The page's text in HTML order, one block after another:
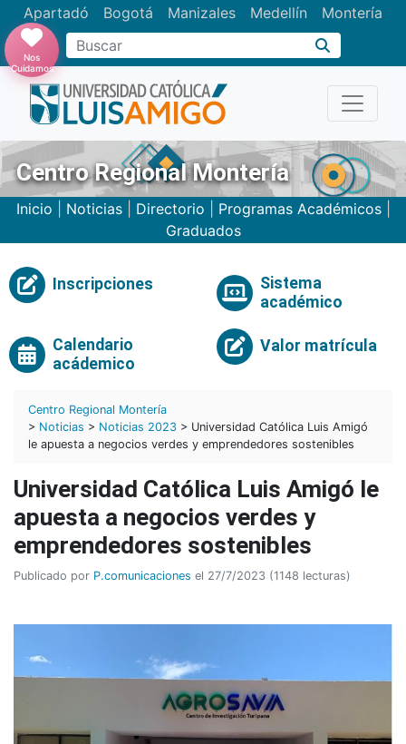
Apartadó Bogotá Manizales Medellín Montería
Nos
Cuidamos
Centro Regional Montería
Inicio Noticias| Directorio Programas Académicos|
Graduados
Inscripciones
Sistema
académico
Calendario
acádemico
Valor matrícula
Centro Regional Montería
> Noticias > Noticias 2023 > Universidad Católica Luis Amigó
le apuesta a negocios verdes y emprendedores sostenibles
Universidad Católica Luis Amigó le
apuesta a negocios verdes y
emprendedores sostenibles
Publicado por P.comunicaciones el 27/7/2023 (1148 lecturas)